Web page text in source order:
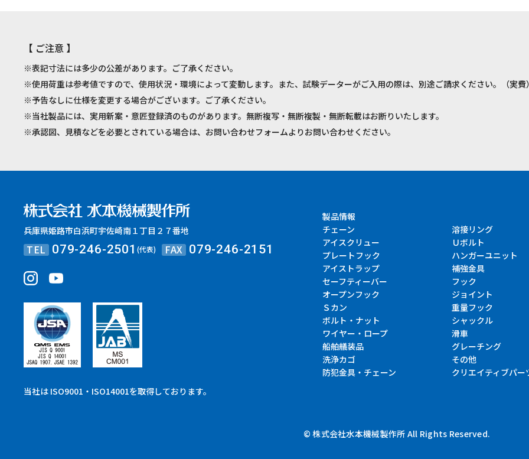
【 ご注意 】
※表記寸法には多少の公差があります。ご了承ください。
※使用荷重は参考値ですので、使用状況・環境によって変動します。また、試験データーがご入用の際は、別途ご請求ください。（実費
※予告なしに仕様を変更する場合がございます。ご了承ください。
※当社製品には、実用新案・意匠登録済のものがあります。無断複写・無断複製・無断転載はお断りいたします。
※承認図、見積などを必要とされている場合は、お問い合わせフォームよりお問い合わせください。
兵庫県姫路市白浜町宇佐崎南１丁目２７番地
TEL 079-246-2501(代表) FAX 079-246-2151
当社は ISO9001・ISO14001を取得しております。
製品情報
チェーン
溶接リング
アイスクリュー
Ｕボルト
プレートフック
ハンガーユニット
アイストラップ
補強金具
セーフティーバー
フック
オープンフック
ジョイント
Ｓカン
重量フック
ボルト・ナット
シャックル
ワイヤー・ロープ
滑車
船舶艤装品
グレーチング
洗浄カゴ
その他
防犯金具・チェーン
クリエイティブパー
© 株式会社水本機械製作所 All Rights Reserved.